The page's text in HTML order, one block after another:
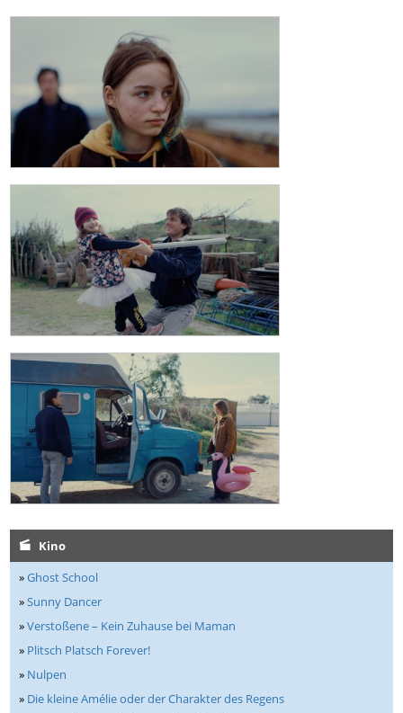
Kino
»Ghost School
»Sunny Dancer
»Verstoßene – Kein Zuhause bei Maman
» Plitsch Platsch Forever!
» Nulpen
» Die kleine Amélie oder der Charakter des Regens